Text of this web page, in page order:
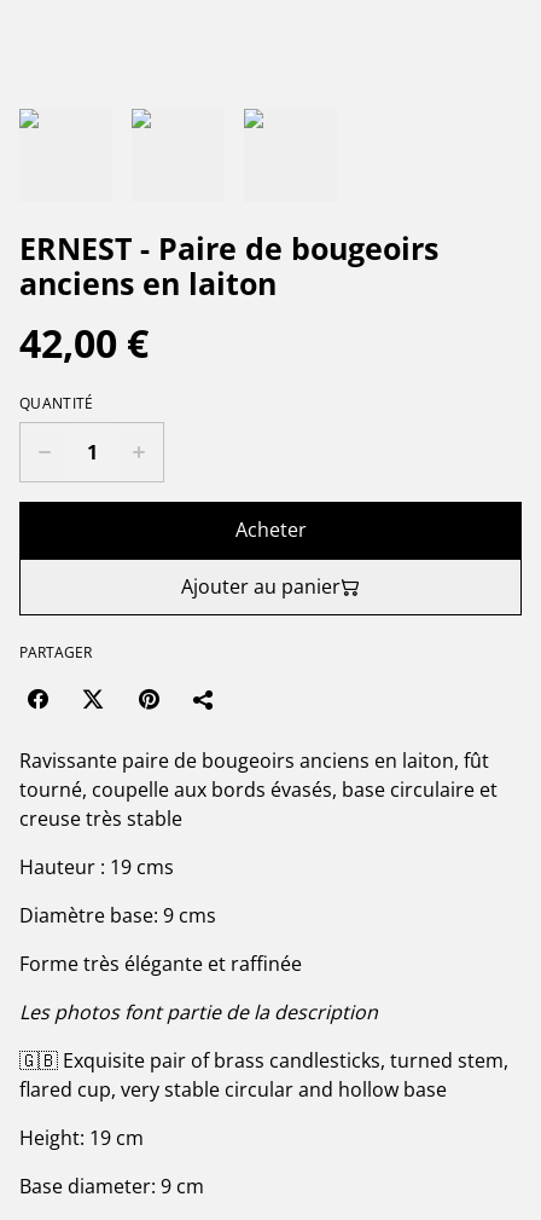
ERNEST - Paire de bougeoirs
anciens en laiton
42,00 €
QUANTITÉ
Acheter
Ajouter au panier
PARTAGER
Ravissante paire de bougeoirs anciens en laiton, fût
tourné, coupelle aux bords évasés, base circulaire et
creuse très stable
Hauteur : 19 cms
Diamètre base: 9 cms
Forme très élégante et raffinée
Les photos font partie de la description
🇬🇧 Exquisite pair of brass candlesticks, turned stem,
flared cup, very stable circular and hollow base
Height: 19 cm
Base diameter: 9 cm